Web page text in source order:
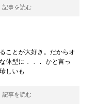
記事を読む
ことが大好き。だからオ
体型に．．． かと言っ
しいも
記事を読む